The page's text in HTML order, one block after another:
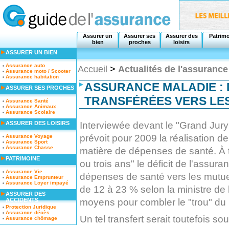
Assurer un
bien
Assurer ses
proches
Assurer des
loisirs
Accueil > Actualités de l'assurance
ASSURANCE MALADIE :
TRANSFÉRÉES VERS
Interviewée devant le "Grand
prévoit pour 2009 la réalisation
matière de dépenses de santé.
ou trois ans" le déficit de
dépenses de santé vers les
de 12 à 23 % selon la ministre
moyens pour combler le "trou"
Un tel transfert serait toutefois
ASSURER UN BIEN
Assurance auto
Assurance moto / Scooter
Assurance habitation
ASSURER SES PROCHES
Assurance Santé
Assurance Animaux
Assurance Scolaire
ASSURER DES LOISIRS
Assurance Voyage
Assurance Sport
Assurance Chasse
PATRIMOINE
Assurance Vie
Assurance Emprunteur
Assurance Loyer impayé
ASSURER DES
ACCIDENTS
Protection Juridique
Assurance décès
Assurance chômage